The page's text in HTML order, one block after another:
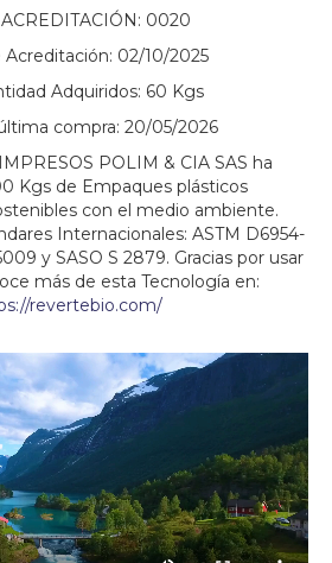
0020
Acreditación: 02/10/2025
Adquiridos: 60 Kgs
compra: 20/05/2026
POLIM & CIA SAS ha
Kgs de Empaques plásticos
con el medio ambiente.
Internacionales: ASTM D6954-
y SASO S 2879. Gracias por usar
más de esta Tecnología en:
revertebio.com/